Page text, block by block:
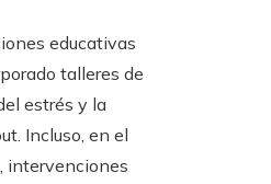
educativas
talleres de
estrés y la
Incluso, en el
intervenciones